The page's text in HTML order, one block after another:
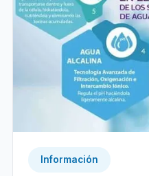
Información